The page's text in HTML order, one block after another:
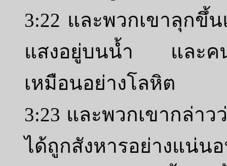
3:22 และพวกเขาลุกขึ้
แสงอยู่บนน้ำ และคน
เหมือนอย่างโลหิต
3:23 และพวกเขากล่า
ได้ถูกสังหารอย่างแ